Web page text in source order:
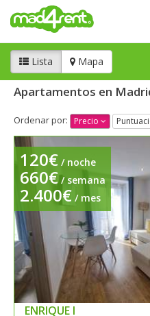
Lista Mapa
Apartamentos en
Ordenar por: Precio
120€ / noche
660€ / semana
2.400€ / mes
ENRIQUE I